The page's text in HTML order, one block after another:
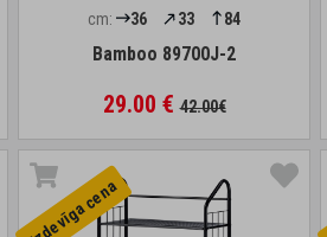
cm: 36 33 84
Bamboo 89700J-2
29.00 €42.00€
Izdevīga cena